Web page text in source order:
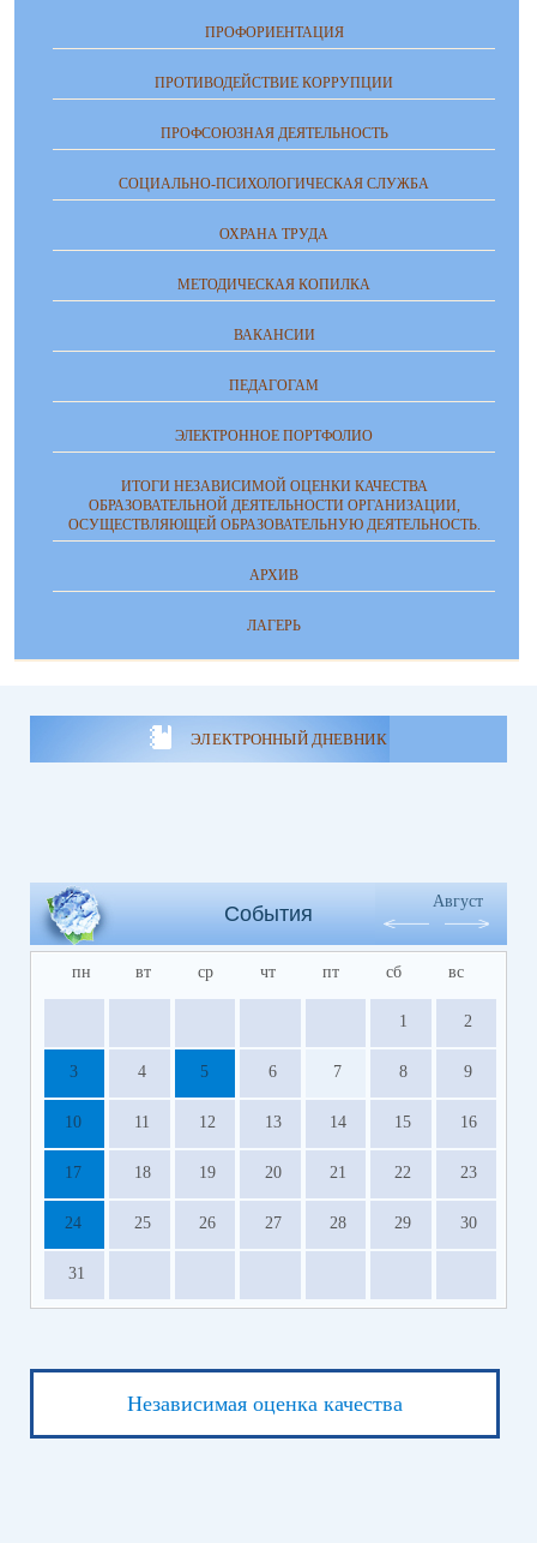
ПРОФОРИЕНТАЦИЯ
ПРОТИВОДЕЙСТВИЕ КОРРУПЦИИ
ПРОФСОЮЗНАЯ ДЕЯТЕЛЬНОСТЬ
СОЦИАЛЬНО-ПСИХОЛОГИЧЕСКАЯ СЛУЖБА
ОХРАНА ТРУДА
МЕТОДИЧЕСКАЯ КОПИЛКА
ВАКАНСИИ
ПЕДАГОГАМ
ЭЛЕКТРОННОЕ ПОРТФОЛИО
ИТОГИ НЕЗАВИСИМОЙ ОЦЕНКИ КАЧЕСТВА
ОБРАЗОВАТЕЛЬНОЙ ДЕЯТЕЛЬНОСТИ ОРГАНИЗАЦИИ,
ОСУЩЕСТВЛЯЮЩЕЙ ОБРАЗОВАТЕЛЬНУЮ ДЕЯТЕЛЬНОСТЬ.
АРХИВ
ЛАГЕРЬ
ЭЛЕКТРОННЫЙ ДНЕВНИК
События
Август
пн вт ср чт пт сб вс
1 2
3 4 5 6 7 8 9
10 11 12 13 14 15 16
17 18 19 20 21 22 23
24 25 26 27 28 29 30
31
Независимая оценка качества